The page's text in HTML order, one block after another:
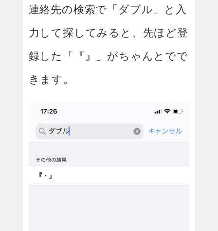
連絡先の検索で「ダブル」と入
力して探してみると、先ほど登
録した「『』」がちゃんとでで
きます。